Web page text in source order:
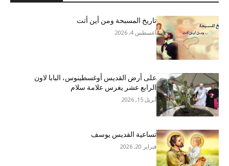
تاريخ المسبحة ومن أين أتت
أغسطس 4, 2026
على أرض القديس أوغسطينوس، البابا لاون
الرابع عشر يغرس علامة سلام
أبريل 15, 2026
تساعية القديس يوسف
فبراير 20, 2026